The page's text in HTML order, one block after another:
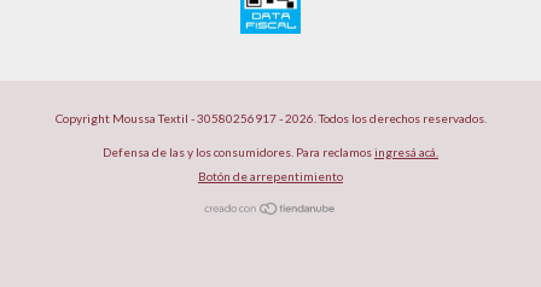
Copyright Moussa Textil - 30580256917 - 2026. Todos los derechos reservados.
Defensa de las y los consumidores. Para reclamosingresá acá.
Botón de arrepentimiento